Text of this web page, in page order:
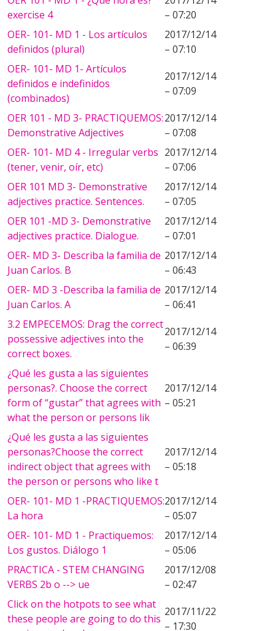
exercise 4
– 07:20
OER- 101- MD 1 - Los artículos
definidos (plural)
2017/12/14
– 07:10
OER- 101- MD 1- Artículos
definidos e indefinidos
(combinados)
2017/12/14
– 07:09
OER 101 - MD 3- PRACTIQUEMOS:
Demonstrative Adjectives
2017/12/14
– 07:08
OER- 101- MD 4 - Irregular verbs
(tener, venir, oír, etc)
2017/12/14
– 07:06
OER 101 MD 3- Demonstrative
adjectives practice. Sentences.
2017/12/14
– 07:05
OER 101 -MD 3- Demonstrative
adjectives practice. Dialogue.
2017/12/14
– 07:01
OER- MD 3- Describa la familia de
Juan Carlos. B
2017/12/14
– 06:43
OER- MD 3 -Describa la familia de
Juan Carlos. A
2017/12/14
– 06:41
3.2 EMPECEMOS: Drag the correct
possessive adjectives into the
correct boxes.
2017/12/14
– 06:39
¿Qué les gusta a las siguientes
personas?. Choose the correct
form of “gustar” that agrees with
what the person or persons lik
2017/12/14
– 05:21
¿Qué les gusta a las siguientes
personas?Choose the correct
indirect object that agrees with
the person or persons who like t
2017/12/14
– 05:18
OER- 101- MD 1 -PRACTIQUEMOS:
La hora
2017/12/14
– 05:07
OER- 101- MD 1 - Practiquemos:
Los gustos. Diálogo 1
2017/12/14
– 05:06
PRACTICA - STEM CHANGING
VERBS 2b o --> ue
2017/12/08
– 02:47
Click on the hotpots to see what
these people are going to do this
2017/11/22
– 17:30